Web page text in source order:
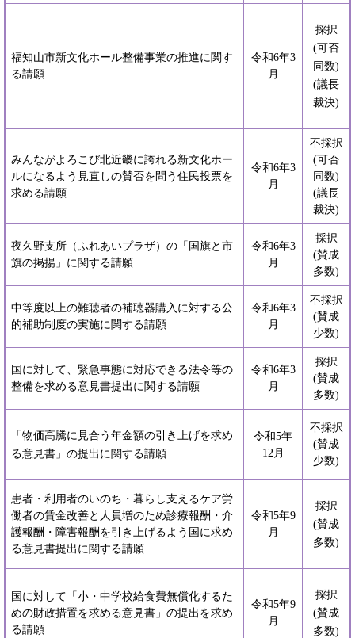
福知山市新文化ホール整備事業の推進に関す
る請願
令和6年3
月
採択
(可否
同数)
(議長
裁決)
みんながよろこび北近畿に誇れる新文化ホー
ルになるよう見直しの賛否を問う住民投票を
求める請願
令和6年3
月
不採択
(可否
同数)
(議長
裁決)
夜久野支所（ふれあいプラザ）の「国旗と市
旗の掲揚」に関する請願
令和6年3
月
採択
(賛成
多数)
中等度以上の難聴者の補聴器購入に対する公
的補助制度の実施に関する請願
令和6年3
月
不採択
(賛成
少数)
国に対して、緊急事態に対応できる法令等の
整備を求める意見書提出に関する請願
令和6年3
月
採択
(賛成
多数)
「物価高騰に見合う年金額の引き上げを求め
る意見書」の提出に関する請願
令和5年
12月
不採択
(賛成
少数)
患者・利用者のいのち・暮らし支えるケア労
働者の賃金改善と人員増のため診療報酬・介
護報酬・障害報酬を引き上げるよう国に求め
る意見書提出に関する請願
令和5年9
月
採択
(賛成
多数)
国に対して「小・中学校給食費無償化するた
めの財政措置を求める意見書」の提出を求め
る請願
令和5年9
月
採択
(賛成
多数)